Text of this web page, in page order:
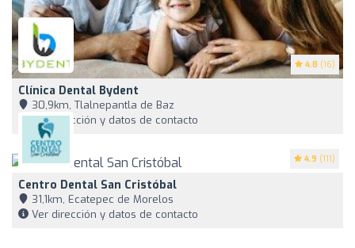
4.8 (16)
Clínica Dental Bydent
30,9km, Tlalnepantla de Baz
Ver dirección y datos de contacto
4.9 (111)
Centro Dental San Cristóbal
31,1km, Ecatepec de Morelos
Ver dirección y datos de contacto